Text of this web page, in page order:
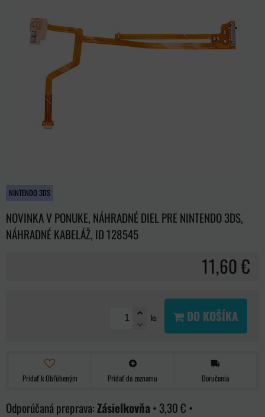
NINTENDO 3DS
NOVINKA V PONUKE, NÁHRADNÉ DIEL PRE NINTENDO 3DS,
NÁHRADNÉ KABELÁŽ, ID 128545
11,60 €
ks DO KOŠÍKA
Pridať k Obľúbeným Pridať do zoznamu Doručenia
Zásielkovňa • 3,30 € •